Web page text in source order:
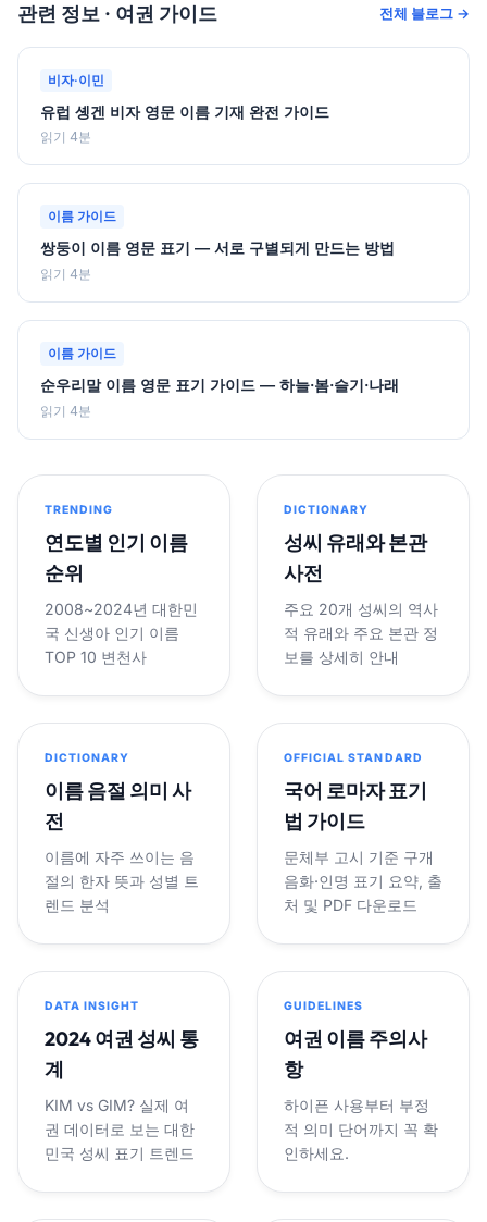
관련 정보 · 여권 가이드 전체 블로그 →
비자·이민
유럽 솅겐 비자 영문 이름 기재 완전 가이드
읽기 4분
이름 가이드
쌍둥이 이름 영문 표기 — 서로 구별되게 만드는 방법
읽기 4분
이름 가이드
순우리말 이름 영문 표기 가이드 — 하늘·봄·슬기·나래
읽기 4분
TRENDING
연도별 인기 이름
순위
2008~2024년 대한민
국 신생아 인기 이름
TOP 10 변천사
DICTIONARY
성씨 유래와 본관
사전
주요 20개 성씨의 역사
적 유래와 주요 본관 정
보를 상세히 안내
DICTIONARY
이름 음절 의미 사
전
이름에 자주 쓰이는 음
절의 한자 뜻과 성별 트
렌드 분석
OFFICIAL STANDARD
국어 로마자 표기
법 가이드
문체부 고시 기준 구개
음화·인명 표기 요약, 출
처 및 PDF 다운로드
DATA INSIGHT
2024 여권 성씨 통
계
KIM vs GIM? 실제 여
권 데이터로 보는 대한
민국 성씨 표기 트렌드
GUIDELINES
여권 이름 주의사
항
하이픈 사용부터 부정
적 의미 단어까지 꼭 확
인하세요.